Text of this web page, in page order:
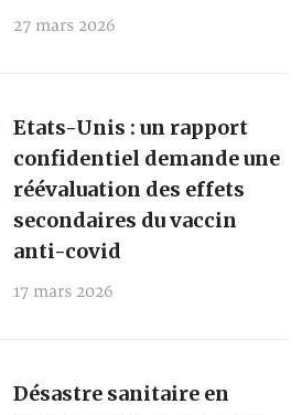
27 mars 2026
Etats-Unis : un rapport
confidentiel demande une
réévaluation des effets
secondaires du vaccin
anti-covid
17 mars 2026
Désastre sanitaire en